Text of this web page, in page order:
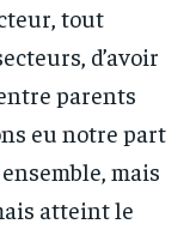
tout
d’avoir
parents
eu notre part
mais
atteint le